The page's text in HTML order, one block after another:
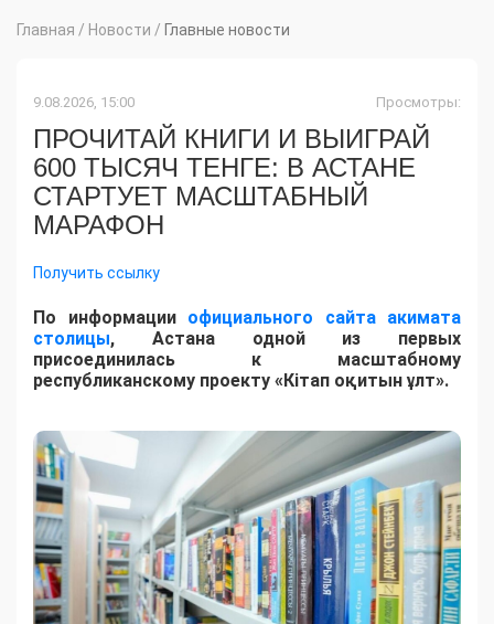
Главная / Новости / Главные новости
9.08.2026, 15:00 Просмотры:
ПРОЧИТАЙ КНИГИ И ВЫИГРАЙ
600 ТЫСЯЧ ТЕНГЕ: В АСТАНЕ
СТАРТУЕТ МАСШТАБНЫЙ
МАРАФОН
Получить ссылку
По информации официального сайта акимата
столицы, Астана одной из первых
присоединилась к масштабному
республиканскому проекту «Кітап оқитын ұлт».